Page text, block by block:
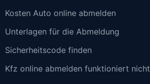
Kosten Auto online abmelden
Unterlagen für die Abmeldung
Sicherheitscode finden
Kfz online abmelden funktioniert nicht